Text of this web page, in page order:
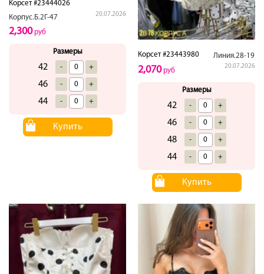
Корсет #23444026
Корпус.Б.2Г-47
20.07.2026
2,300руб
Размеры
42 - +
46 - +
44 - +
Купить
Корсет #23443980 Линия.28-19
20.07.2026
2,070руб
Размеры
42 - +
46 - +
48 - +
44 - +
Купить